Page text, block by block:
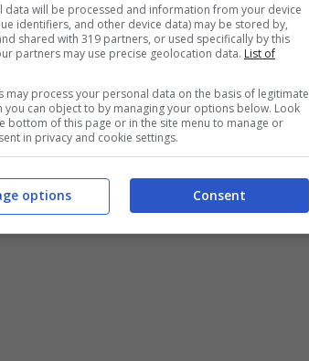
data will be processed and information from your device
identifiers, and other device data) may be stored by,
shared with 319 partners, or used specifically by this
partners may use precise geolocation data. List of
may process your personal data on the basis of legitimate
you can object to by managing your options below. Look
bottom of this page or in the site menu to manage or
in privacy and cookie settings.
Consent
options